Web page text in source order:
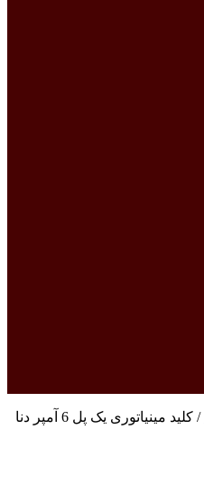
/ کلید مینیاتوری یک پل 6 آمپر دنا